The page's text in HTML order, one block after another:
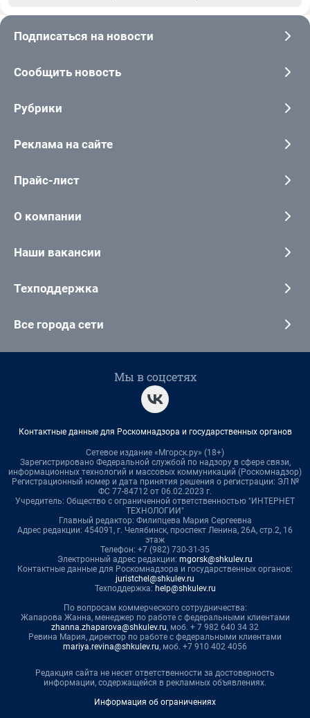
Подписаться на новости
Сообщить новость
Рубрики
Реклама на сайте
Прайс-лист
О компании
Наши вакансии
Техподдержка
Все города сети
Мы в соцсетях
Контактные данные для Роскомнадзора и государственных органов
Сетевое издание «Мгорск.ру» (18+)
Зарегистрировано Федеральной службой по надзору в сфере связи,
информационных технологий и массовых коммуникаций (Роскомнадзор)
Регистрационный номер и дата принятия решения о регистрации: ЭЛ №
ФС 77-84712 от 06.02.2023 г.
Учредитель: Общество с ограниченной ответственностью "ИНТЕРНЕТ
ТЕХНОЛОГИИ"
Главный редактор: Филипцева Мария Сергеевна
Адрес редакции: 454091, г. Челябинск, проспект Ленина, 26А, стр.2, 16
этаж
Телефон: +7 (982) 730-31-35
Электронный адрес редакции: mgorsk@shkulev.ru
Контактные данные для Роскомнадзора и государственных органов:
juristchel@shkulev.ru
Техподдержка: help@shkulev.ru
По вопросам коммерческого сотрудничества:
Жапарова Жанна, менеджер по работе с федеральными клиентами
zhanna.zhaparova@shkulev.ru, моб. + 7 982 640 34 32
Ревина Мария, директор по работе с федеральными клиентами
mariya.revina@shkulev.ru, моб. +7 910 402 4056
Редакция сайта не несет ответственности за достоверность
информации, содержащейся в рекламных объявлениях.
Информация об ограничениях